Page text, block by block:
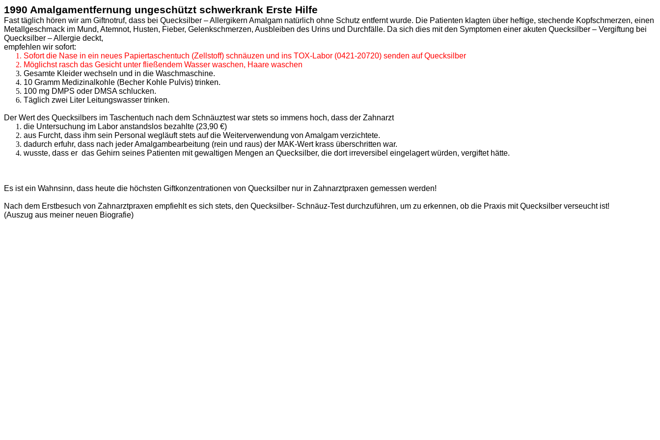
1990 Amalgamentfernung ungeschützt schwerkrank Erste Hilfe
Fast täglich hören wir am Giftnotruf, dass bei Quecksilber – Allergikern Amalgam natürlich ohne Schutz entfernt wurde. Die Patienten klagten über heftige, stechende Kopfschmerzen, einen
Metallgeschmack im Mund, Atemnot, Husten, Fieber, Gelenkschmerzen, Ausbleiben des Urins und Durchfälle. Da sich dies mit den Symptomen einer akuten Quecksilber – Vergiftung bei
Quecksilber – Allergie deckt,
empfehlen wir sofort:
Sofort die Nase in ein neues Papiertaschentuch (Zellstoff) schnäuzen und ins TOX-Labor (0421-20720) senden auf Quecksilber
Möglichst rasch das Gesicht unter fließendem Wasser waschen, Haare waschen
Gesamte Kleider wechseln und in die Waschmaschine.
10 Gramm Medizinalkohle (Becher Kohle Pulvis) trinken.
100 mg DMPS oder DMSA schlucken.
Täglich zwei Liter Leitungswasser trinken.
Der Wert des Quecksilbers im Taschentuch nach dem Schnäuztest war stets so immens hoch, dass der Zahnarzt
die Untersuchung im Labor anstandslos bezahlte (23,90 €)
aus Furcht, dass ihm sein Personal wegläuft stets auf die Weiterverwendung von Amalgam verzichtete.
dadurch erfuhr, dass nach jeder Amalgambearbeitung (rein und raus) der MAK-Wert krass überschritten war.
wusste, dass er das Gehirn seines Patienten mit gewaltigen Mengen an Quecksilber, die dort irreversibel eingelagert würden, vergiftet hätte.
Es ist ein Wahnsinn, dass heute die höchsten Giftkonzentrationen von Quecksilber nur in Zahnarztpraxen gemessen werden!
Nach dem Erstbesuch von Zahnarztpraxen empfiehlt es sich stets, den Quecksilber- Schnäuz-Test durchzuführen, um zu erkennen, ob die Praxis mit Quecksilber verseucht ist!
(Auszug aus meiner neuen Biografie)